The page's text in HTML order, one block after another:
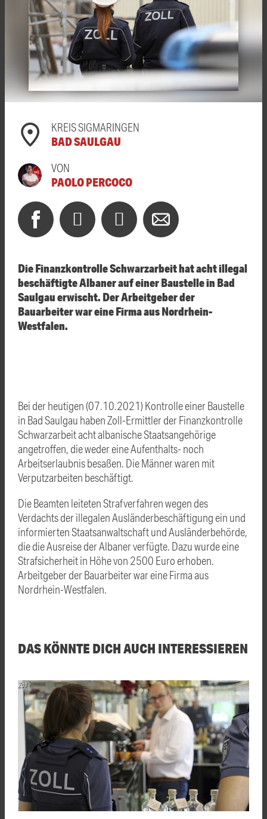
KREIS SIGMARINGEN
BAD SAULGAU
VON
PAOLO PERCOCO
Die Finanzkontrolle Schwarzarbeit hat acht illegal
beschäftigte Albaner auf einer Baustelle in Bad
Saulgau erwischt. Der Arbeitgeber der
Bauarbeiter war eine Firma aus Nordrhein-
Westfalen.
Bei der heutigen (07.10.2021) Kontrolle einer Baustelle
in Bad Saulgau haben Zoll-Ermittler der Finanzkontrolle
Schwarzarbeit acht albanische Staatsangehörige
angetroffen, die weder eine Aufenthalts- noch
Arbeitserlaubnis besaßen. Die Männer waren mit
Verputzarbeiten beschäftigt.
Die Beamten leiteten Strafverfahren wegen des
Verdachts der illegalen Ausländerbeschäftigung ein und
informierten Staatsanwaltschaft und Ausländerbehörde,
die die Ausreise der Albaner verfügte. Dazu wurde eine
Strafsicherheit in Höhe von 2500 Euro erhoben.
Arbeitgeber der Bauarbeiter war eine Firma aus
Nordrhein-Westfalen.
DAS KÖNNTE DICH AUCH INTERESSIEREN
Zoll